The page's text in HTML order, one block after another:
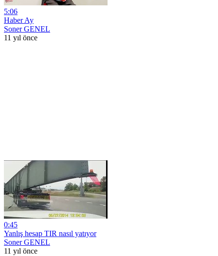
5:06
Haber Ay
Soner GENEL
11 yıl önce
0:45
Yanlış hesap TIR nasıl yatıyor
Soner GENEL
11 yıl önce